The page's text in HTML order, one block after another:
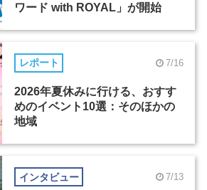
ワード with ROYAL」が開始
レポート 7/16
2026年夏休みに行ける、おすす
めのイベント10選：そのほかの
地域
インタビュー 7/13